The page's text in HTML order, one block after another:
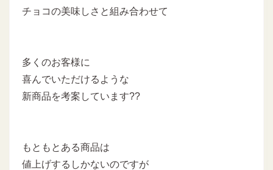
チョコの美味しさと組み合わせて
多くのお客様に
喜んでいただけるような
新商品を考案しています??
もともとある商品は
値上げするしかないのですが